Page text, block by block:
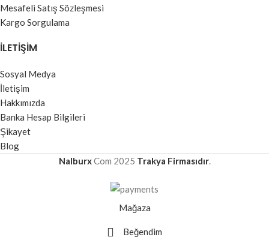
Mesafeli Satış Sözleşmesi
Kargo Sorgulama
İLETIŞIM
Sosyal Medya
İletişim
Hakkımızda
Banka Hesap Bilgileri
Şikayet
Blog
NalburxCom 2025 Trakya Firmasıdır.
Mağaza
Beğendim